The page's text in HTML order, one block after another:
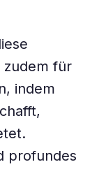
zudem für
indem
profundes